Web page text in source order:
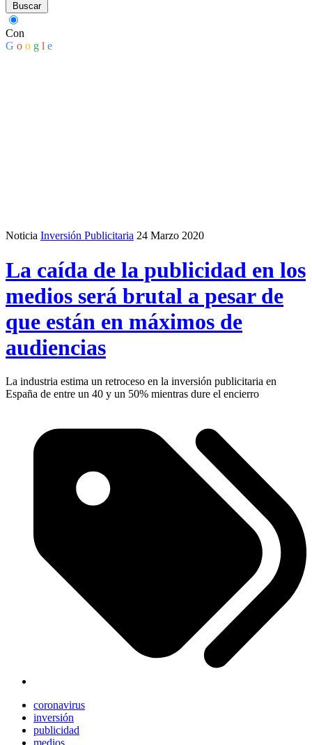
Buscar
Con
G o o g l e
Noticia Inversión Publicitaria 24 Marzo 2020
La caída de la publicidad en los
medios será brutal a pesar de
que están en máximos de
audiencias
La industria estima un retroceso en la inversión publicitaria en
España de entre un 40 y un 50% mientras dure el encierro
coronavirus
inversión
publicidad
medios